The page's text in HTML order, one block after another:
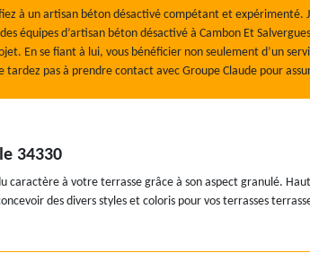
à un artisan béton désactivé compétant et expérimenté.
équipes d’artisan béton désactivé à Cambon Et
En se fiant à lui, vous bénéficier non seulement d’un
pas à prendre contact avec Groupe Claude pour
34330
à votre terrasse grâce à son aspect granulé.
des divers styles et coloris pour vos terrasses